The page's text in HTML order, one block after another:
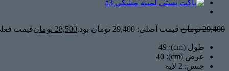
29,400 تومان قیمت اصلی: 29,400 تومان بود. 28,500 تومانقیمت فعلی: 28,500
طول (cm): 49
عرض (cm): 40
جنس: 2 لایه